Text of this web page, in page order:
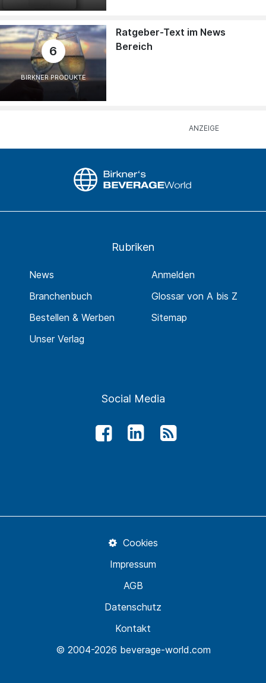
6
BIRKNER PRODUKTE
Ratgeber-Text im News
Bereich
Rubriken
News
Branchenbuch
Bestellen & Werben
Unser Verlag
Anmelden
Glossar von A bis Z
Sitemap
Social Media
© 2004-2026 beverage-world.com
Kontakt
Datenschutz
AGB
Impressum
Cookies